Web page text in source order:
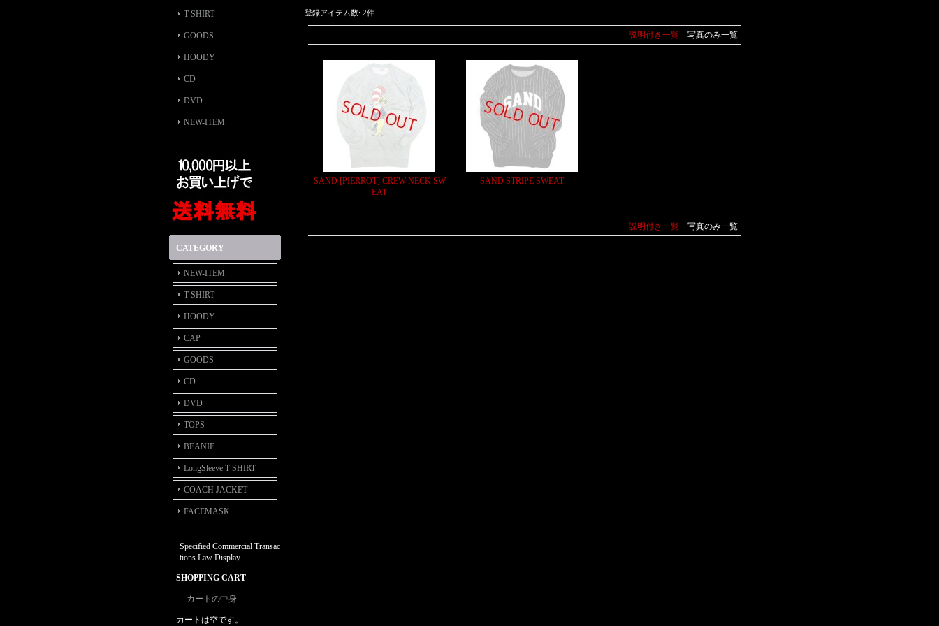
T-SHIRT
GOODS
HOODY
CD
DVD
NEW-ITEM
CATEGORY
NEW-ITEM
T-SHIRT
HOODY
CAP
GOODS
CD
DVD
TOPS
BEANIE
LongSleeve T-SHIRT
COACH JACKET
FACEMASK
Specified Commercial Transac
tions Law Display
SHOPPING CART
カートの中身
カートは空です。
登録アイテム数: 2件
説明付き一覧 写真のみ一覧
SAND [PIERROT] CREW NECK SW
EAT
SAND STRIPE SWEAT
説明付き一覧 写真のみ一覧